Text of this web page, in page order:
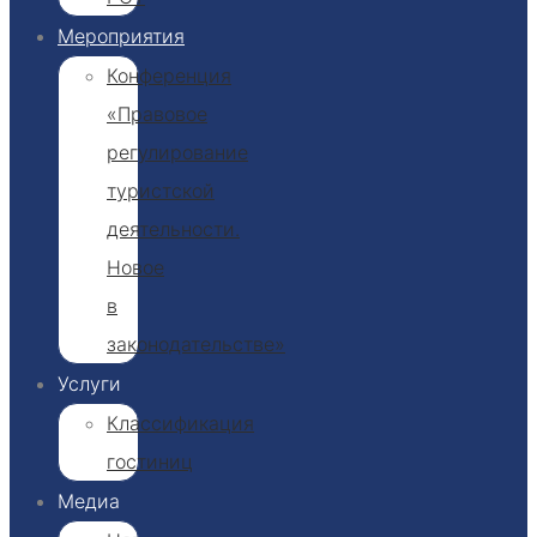
Мероприятия
Конференция
«Правовое
регулирование
туристской
деятельности.
Новое
в
законодательстве»
Услуги
Классификация
гостиниц​
Медиа